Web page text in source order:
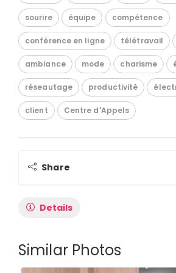
sourire équipe compétence
conférence en ligne télétravail
ambiance mode charisme
réseautage productivité
client Centre d'Appels
Share
Details
Similar Photos